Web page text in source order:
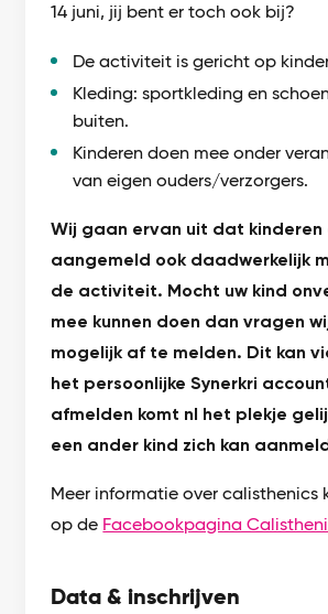
14 juni, jij bent er toch ook bij?
De activiteit is gericht op
Kleding: sportkleding en
buiten.
Kinderen doen mee onder
van eigen ouders/verzorgers.
Wij gaan ervan uit dat kinderen
aangemeld ook daadwerkelijk
de activiteit. Mocht uw kind
mee kunnen doen dan vragen
mogelijk af te melden. Dit kan
het persoonlijke Synerkri
afmelden komt nl het plekje
een ander kind zich kan
Meer informatie over calisthenics
op de Facebookpagina
Data & inschrijven